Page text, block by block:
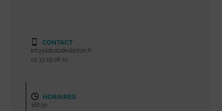
CONTACT
info@labaladedanton.fr
02 33 19 08 10
HORAIRES
16h30